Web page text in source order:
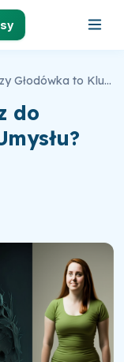
Czy Głodówka to Klucz do Oczyszczenia Ciała i Umysłu? Dowiedz się Teraz!
do